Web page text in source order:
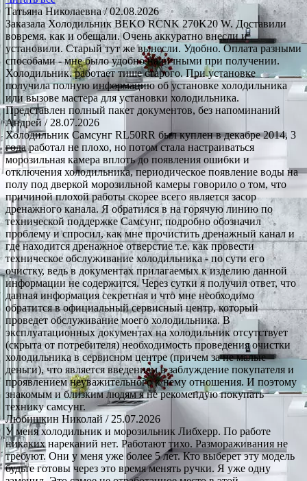
Татьяна Николаевна/ 02.08.2026
Заказала Холодильник BEKO RCNK 270K20 W. Доставили
вовремя. как и обещали. Очень аккуратно внесли и
установили. Старый тут же вынесли. Удобно. Оплата разными
способами - мне было удобно наличными при получении.
Холодильник. работает тише старого. При установке
получила полную информацию об установке холодильника
или вызове мастера для установки холодильника.
Представлен полный пакет документов, без напоминаний
Андрей / 28.07.2026
Холодильник Самсунг RL50RR был куплен в декабре 2014, 3
года работал не плохо, но потом стала настраиваться
морозильная камера вплоть до появления ошибки и
отключения холодильника, периодическое появление воды на
полу под дверкой морозильной камеры говорило о том, что
причиной плохой работы скорее всего является засор
дренажного канала. Я обратился в на горячую линию по
технической поддержке Самсунг, подробно обозначил
проблему и спросил, как мне прочистить дренажный канал и
где находится дренажное отверстие т.е. как провести
техническое обслуживание холодильника - по сути его
очистку, ведь в документах прилагаемых к изделию данной
информации не содержится. Через сутки я получил ответ, что
данная информация секретная и что мне необходимо
обратится в официальный сервисный центр, который
проведет обслуживание моего холодильника. В
эксплуатационных документах на холодильник отсутствует
(скрыта от потребителя) необходимость проведения очистки
холодильника в сервисном центре (причем за не малые
деньги), что является введением в заблуждение покупателя и
проявлением неуважительного к нему отношения. И поэтому
знакомым и близким людям я не рекомендую покупать
технику самсунг.
Любишкин Николай / 25.07.2026
У меня холодильник и морозильник Либхерр. По работе
никаких нареканий нет. Работают тихо. Размораживания не
требуют. Они у меня уже более 5 лет. Кто выберет эту модель
будьте готовы через это время менять ручки. Я уже одну